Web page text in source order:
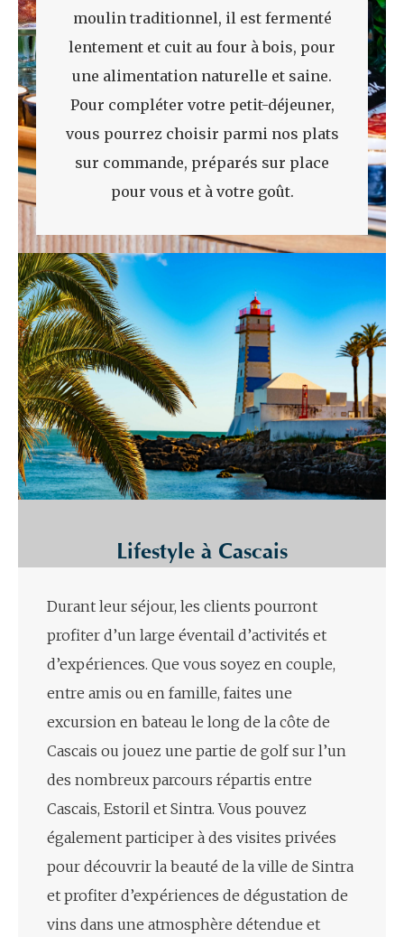
moulin traditionnel, il est fermenté
lentement et cuit au four à bois, pour
une alimentation naturelle et saine.
Pour compléter votre petit-déjeuner,
vous pourrez choisir parmi nos plats
sur commande, préparés sur place
pour vous et à votre goût.
Lifestyle à Cascais
Durant leur séjour, les clients pourront
profiter d’un large éventail d’activités et
d’expériences. Que vous soyez en couple,
entre amis ou en famille, faites une
excursion en bateau le long de la côte de
Cascais ou jouez une partie de golf sur l’un
des nombreux parcours répartis entre
Cascais, Estoril et Sintra. Vous pouvez
également participer à des visites privées
pour découvrir la beauté de la ville de Sintra
et profiter d’expériences de dégustation de
vins dans une atmosphère détendue et